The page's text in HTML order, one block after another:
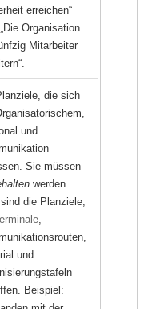
erreichen“
Organisation
Mitarbeiter
die sich
und
Sie müssen
werden.
die Planziele,
,
und
Beispiel: